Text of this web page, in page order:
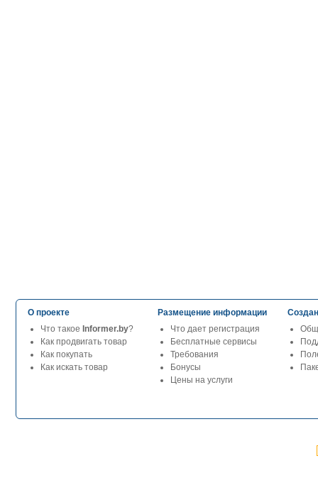
О проекте
Что такое Informer.by?
Как продвигать товар
Как покупать
Как искать товар
Размещение информации
Что дает регистрация
Бесплатные сервисы
Требования
Бонусы
Цены на услуги